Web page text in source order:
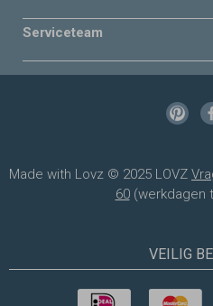
Serviceteam
Made with Lovz © 2025 LOVZ
60(werkdagen
VEILIG